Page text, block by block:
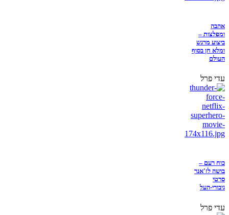
אהבה
ומפלצות –
ביצוע מרגש
ומלא חן בסוף
העולם
עדי פרל
כוח רעם –
בושה לז'אנר
סרטי
גיבורי-העל
עדי פרל